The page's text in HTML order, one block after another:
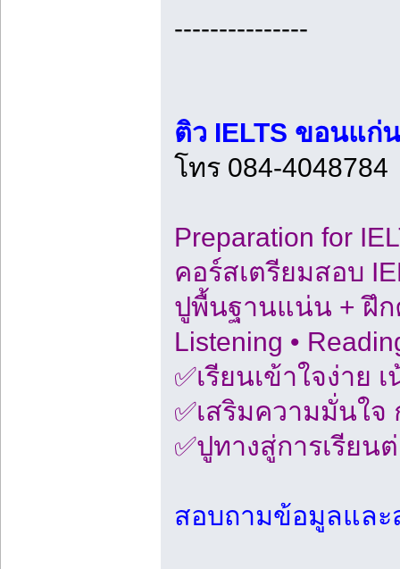
---------------
ติว IELTS ขอนแ
โทร 084-4048784
Preparation for
คอร์สเตรียมสอบ
ปูพื้นฐานแน่น + ฝึก
Listening •
✅เรียนเข้าใจง่าย
✅เสริมความมั่นใ
✅ปูทางสู่การเรีย
สอบถามข้อมูลและ